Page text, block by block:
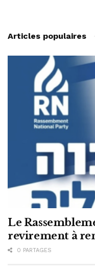
Articles populaires
Le
revirement à
0 PARTAGES